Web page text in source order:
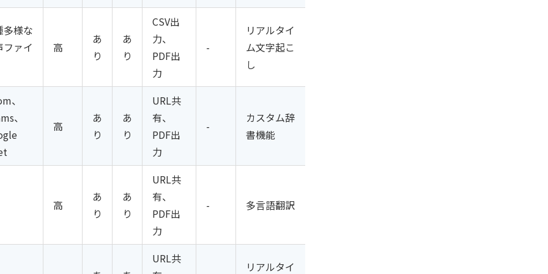
多様な
ファイ
高
あ
り
あ
り
CSV出
力、
PDF出
力
-
リアルタイ
ム文字起こ
し
、
、
高
あ
り
あ
り
URL共
有、
PDF出
力
-
カスタム辞
書機能
高
あ
り
あ
り
URL共
有、
PDF出
力
- 多言語翻訳
URL共
リアルタイ